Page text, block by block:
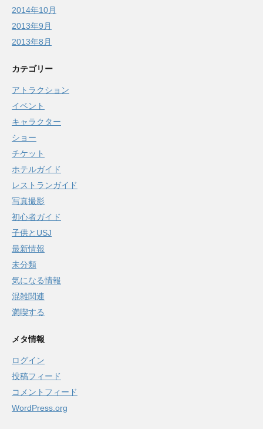
2014年10月
2013年9月
2013年8月
カテゴリー
アトラクション
イベント
キャラクター
ショー
チケット
ホテルガイド
レストランガイド
写真撮影
初心者ガイド
子供とUSJ
最新情報
未分類
気になる情報
混雑関連
満喫する
メタ情報
ログイン
投稿フィード
コメントフィード
WordPress.org